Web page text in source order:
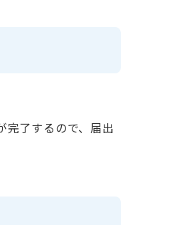
完了するので、届出